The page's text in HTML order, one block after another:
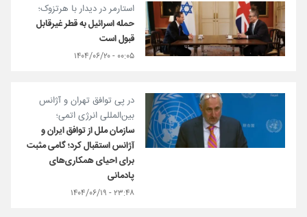
استارمر در دیدار با هرتزوک؛
حمله اسرائیل به قطر غیرقابل
قبول است
۰۰:۰۵ - ۱۴۰۴/۰۶/۲۰
در پی توافق تهران و آژانس
بین‌المللی انرژی اتمی؛
سازمان ملل از توافق ایران و
آژانس استقبال کرد؛ گامی مثبت
برای احیای همکاری‌های
پادمانی
۲۳:۴۸ - ۱۴۰۴/۰۶/۱۹